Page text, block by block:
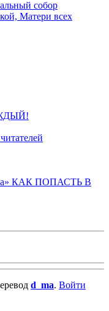
собор
Матери всех
КАК ПОПАСТЬ В
d_ma. Войти